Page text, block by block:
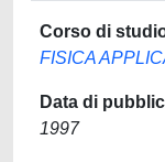
Corso di
FISICA
Data di
1997